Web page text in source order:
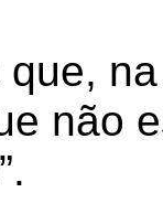
que,
não
”.